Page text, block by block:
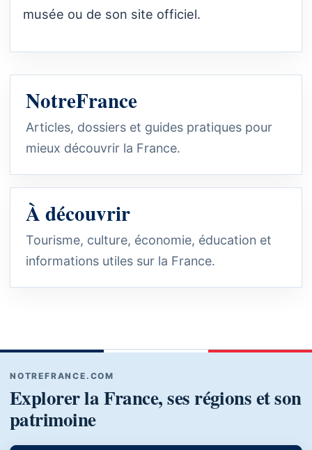
musée ou de son site officiel.
NotreFrance
Articles, dossiers et guides pratiques pour
mieux découvrir la France.
À découvrir
Tourisme, culture, économie, éducation et
informations utiles sur la France.
NOTREFRANCE.COM
Explorer la France, ses régions et son
patrimoine